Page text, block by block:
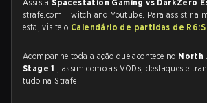
AssistaSpacestation Gaming vs DarkZero
strafe.com, Twitch and Youtube. Para assistir a
esta, visite o Calendário de partidas de R6:S
Acompanhe toda a ação que acontece no North
Stage 1 , assim como as VODs, destaques e
tudo na Strafe.